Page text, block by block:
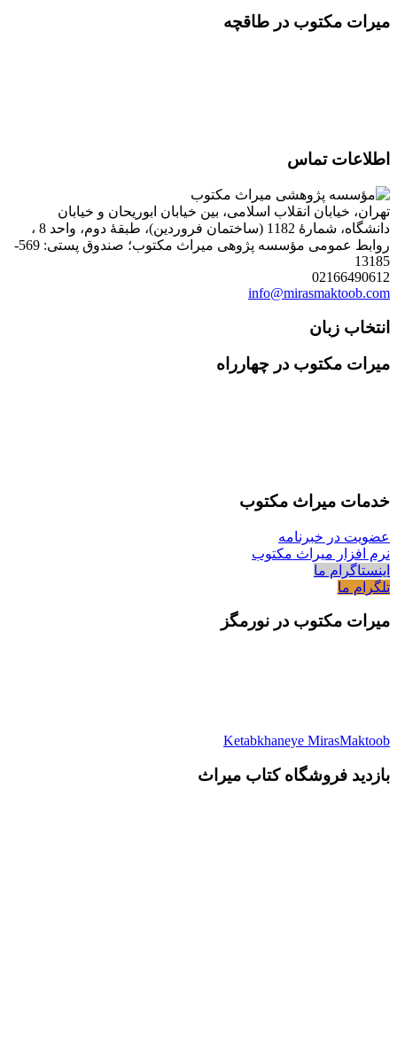
میرات مکتوب در طاقچه
اطلاعات تماس
تهران، خیابان انقلاب اسلامی، بین خیابان ابوریحان و خیابان
دانشگاه، شمارۀ 1182 (ساختمان فروردین)، طبقۀ دوم، واحد 8 ،
روابط عمومی مؤسسه پژوهی میراث مکتوب؛ صندوق پستی: 569-
13185
02166490612
info@mirasmaktoob.com
انتخاب زبان
میرات مکتوب در چهارراه
خدمات میراث مکتوب
عضویت در خبرنامه
نرم افزار میراث مکتوب
اینستاگرام ما
تلگرام ما
میرات مکتوب در نورمگز
Ketabkhaneye MirasMaktoob
بازدید فروشگاه کتاب میراث